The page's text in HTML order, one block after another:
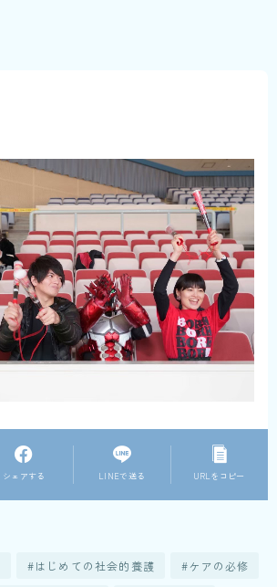
シェアする LINEで送る URLをコピー
はじめての社会的養護 ケアの必修